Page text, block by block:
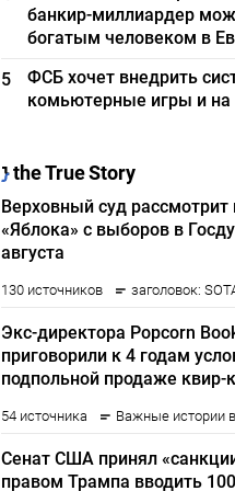
банкир-миллиардер
богатым человеком в
5
ФСБ хочет внедрить
комьютерные игры и на